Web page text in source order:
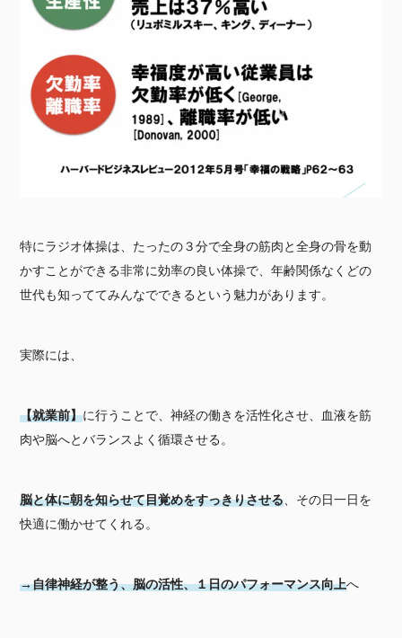
特にラジオ体操は、たったの３分で全身の筋肉と全身の骨を動
かすことができる非常に効率の良い体操で、年齢関係なくどの
世代も知っててみんなでできるという魅力があります。
実際には、
【就業前】に行うことで、神経の働きを活性化させ、血液を筋
肉や脳へとバランスよく循環させる。
脳と体に朝を知らせて目覚めをすっきりさせる 、その日一日を
快適に働かせてくれる。
→自律神経が整う、脳の活性、１日のパフォーマンス向上へ